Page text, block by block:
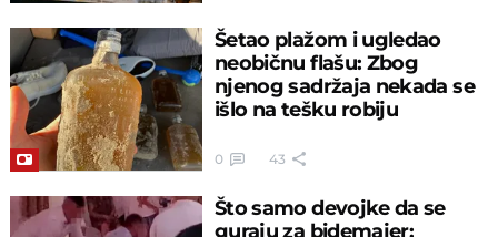
Šetao plažom i ugledao
neobičnu flašu: Zbog
njenog sadržaja nekada se
išlo na tešku robiju
0 43
Što samo devojke da se
guraju za bidemajer: